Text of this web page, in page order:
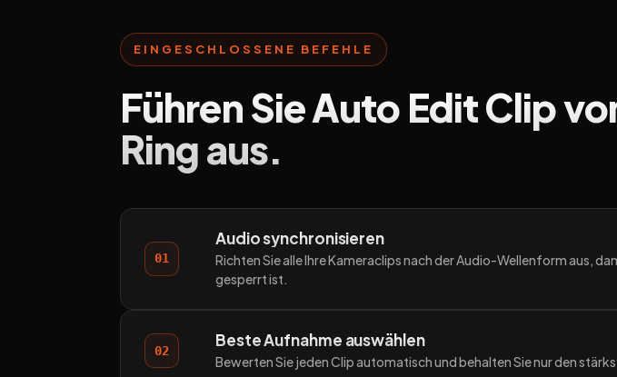
EINGESCHLOSSENE BEFEHLE
Führen Sie Auto Edit Clip
Ring aus.
01
Audio synchronisieren
Richten Sie alle Ihre Kameraclips nach der Audio-Wellenform aus,
gesperrt ist.
02
Beste Aufnahme auswählen
Bewerten Sie jeden Clip automatisch und behalten Sie nur den